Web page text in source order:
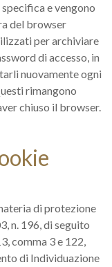
e vengono
del browser
per archiviare
di accesso, in
nuovamente ogni
rimangono
chiuso il browser.
di protezione
n. 196, di seguito
comma 3 e 122,
di Individuazione